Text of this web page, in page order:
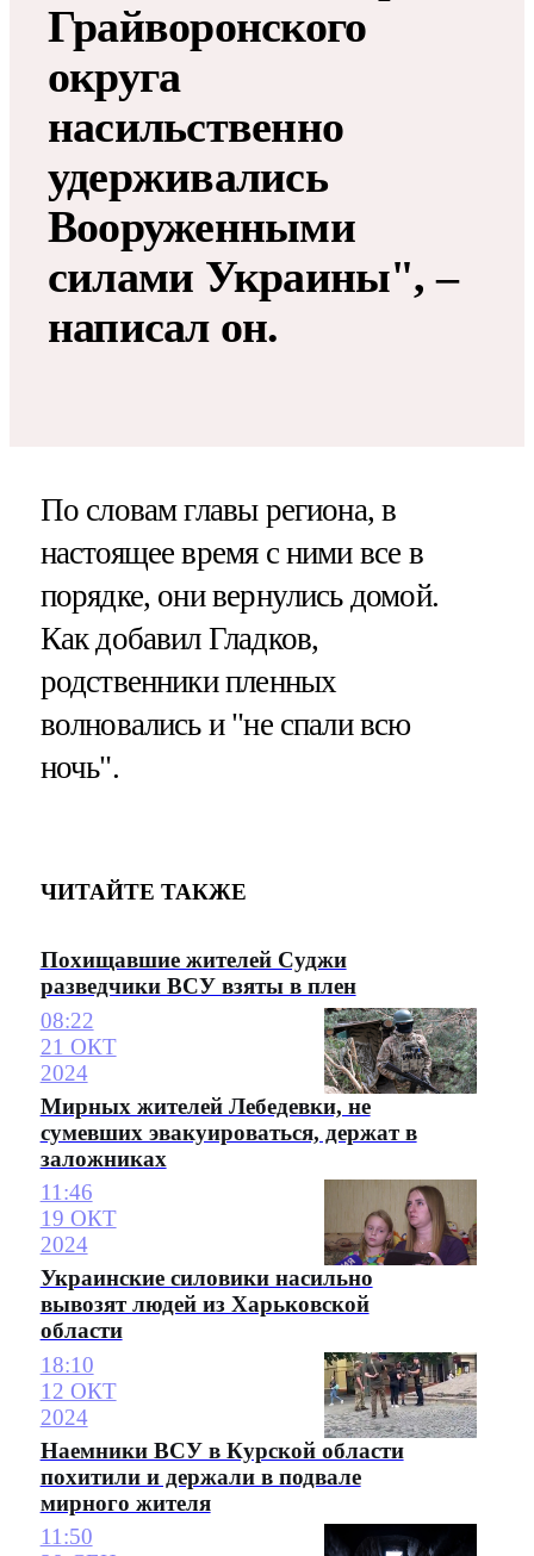
Грайворонского
округа
насильственно
удерживались
Вооруженными
силами Украины", –
написал он.
По словам главы региона, в
настоящее время с ними все в
порядке, они вернулись домой.
Как добавил Гладков,
родственники пленных
волновались и "не спали всю
ночь".
ЧИТАЙТЕ ТАКЖЕ
Похищавшие жителей Суджи
разведчики ВСУ взяты в плен
08:22
21 ОКТ
2024
Мирных жителей Лебедевки, не
сумевших эвакуироваться, держат в
заложниках
11:46
19 ОКТ
2024
Украинские силовики насильно
вывозят людей из Харьковской
области
18:10
12 ОКТ
2024
Наемники ВСУ в Курской области
похитили и держали в подвале
мирного жителя
11:50